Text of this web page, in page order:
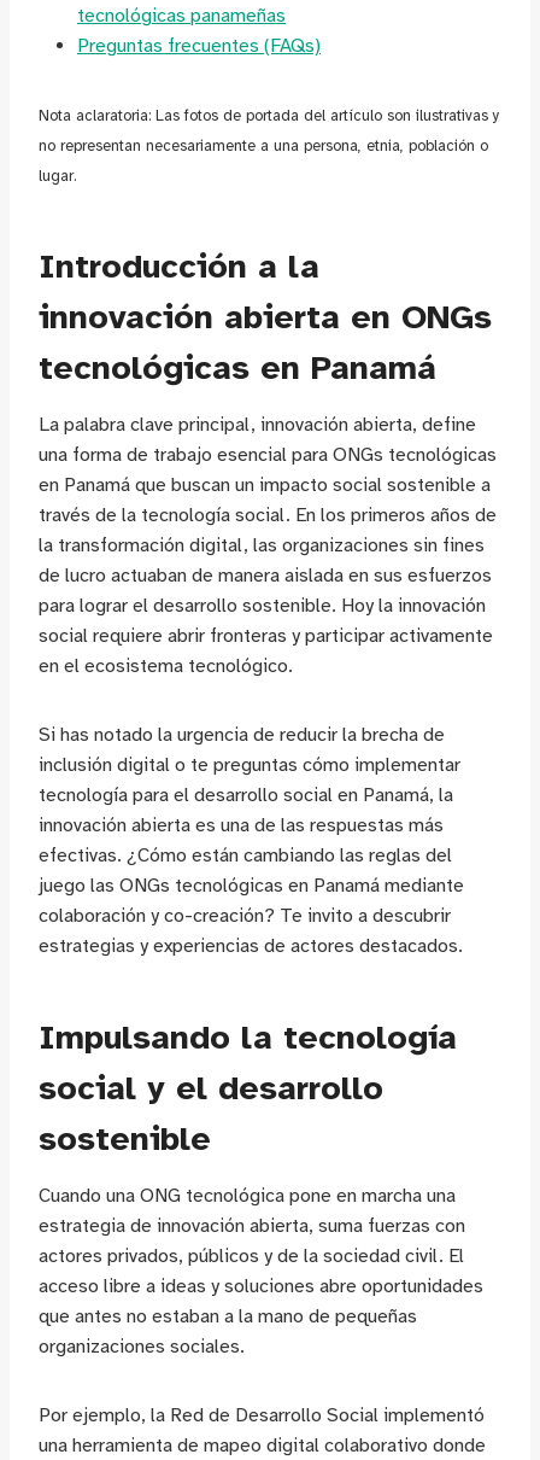
tecnológicas panameñas
Preguntas frecuentes (FAQs)
Nota aclaratoria: Las fotos de portada del artículo son ilustrativas y
no representan necesariamente a una persona, etnia, población o
lugar.
Introducción a la
innovación abierta en ONGs
tecnológicas en Panamá
La palabra clave principal, innovación abierta, define
una forma de trabajo esencial para ONGs tecnológicas
en Panamá que buscan un impacto social sostenible a
través de la tecnología social. En los primeros años de
la transformación digital, las organizaciones sin fines
de lucro actuaban de manera aislada en sus esfuerzos
para lograr el desarrollo sostenible. Hoy la innovación
social requiere abrir fronteras y participar activamente
en el ecosistema tecnológico.
Si has notado la urgencia de reducir la brecha de
inclusión digital o te preguntas cómo implementar
tecnología para el desarrollo social en Panamá, la
innovación abierta es una de las respuestas más
efectivas. ¿Cómo están cambiando las reglas del
juego las ONGs tecnológicas en Panamá mediante
colaboración y co-creación? Te invito a descubrir
estrategias y experiencias de actores destacados.
Impulsando la tecnología
social y el desarrollo
sostenible
Cuando una ONG tecnológica pone en marcha una
estrategia de innovación abierta, suma fuerzas con
actores privados, públicos y de la sociedad civil. El
acceso libre a ideas y soluciones abre oportunidades
que antes no estaban a la mano de pequeñas
organizaciones sociales.
Por ejemplo, la Red de Desarrollo Social implementó
una herramienta de mapeo digital colaborativo donde